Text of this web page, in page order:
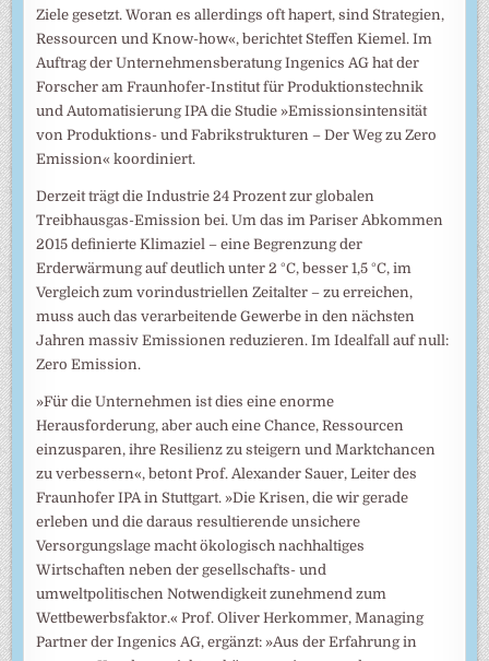
Ziele gesetzt. Woran es allerdings oft hapert, sind Strategien,
Ressourcen und Know-how«, berichtet Steffen Kiemel. Im
Auftrag der Unternehmensberatung Ingenics AG hat der
Forscher am Fraunhofer-Institut für Produktionstechnik
und Automatisierung IPA die Studie »Emissionsintensität
von Produktions- und Fabrikstrukturen – Der Weg zu Zero
Emission« koordiniert.
Derzeit trägt die Industrie 24 Prozent zur globalen
Treibhausgas-Emission bei. Um das im Pariser Abkommen
2015 definierte Klimaziel – eine Begrenzung der
Erderwärmung auf deutlich unter 2 °C, besser 1,5 °C, im
Vergleich zum vorindustriellen Zeitalter – zu erreichen,
muss auch das verarbeitende Gewerbe in den nächsten
Jahren massiv Emissionen reduzieren. Im Idealfall auf null:
Zero Emission.
»Für die Unternehmen ist dies eine enorme
Herausforderung, aber auch eine Chance, Ressourcen
einzusparen, ihre Resilienz zu steigern und Marktchancen
zu verbessern«, betont Prof. Alexander Sauer, Leiter des
Fraunhofer IPA in Stuttgart. »Die Krisen, die wir gerade
erleben und die daraus resultierende unsichere
Versorgungslage macht ökologisch nachhaltiges
Wirtschaften neben der gesellschafts- und
umweltpolitischen Notwendigkeit zunehmend zum
Wettbewerbsfaktor.« Prof. Oliver Herkommer, Managing
Partner der Ingenics AG, ergänzt: »Aus der Erfahrung in